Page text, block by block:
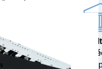
Des
testés